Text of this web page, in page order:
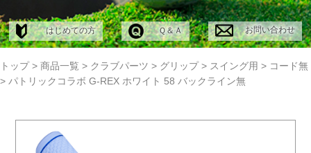
はじめての方 Ｑ＆Ａ お問い合わせ
トップ > 商品一覧 > クラブパーツ > グリップ > スイング用 > コード無
> パトリックコラボ G-REX ホワイト 58 バックライン無